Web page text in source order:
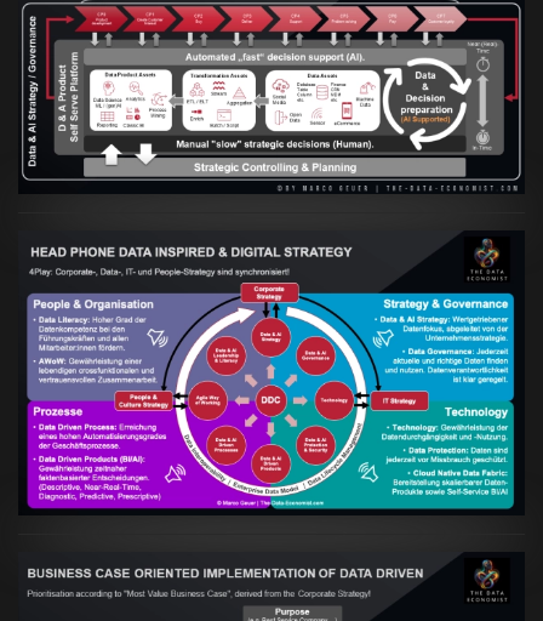
Artikel:Prozesse und Daten müssen Hand
in Hand gehen
VIEW
Artikel:Kennst Du schon die "Head Phone
Data Driven Strategy"?
VIEW